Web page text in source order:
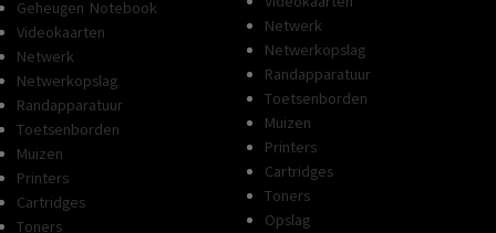
Geheugen Notebook
Videokaarten
Netwerk
Netwerkopslag
Randapparatuur
Toetsenborden
Muizen
Printers
Cartridges
Toners
Netwerk
Netwerkopslag
Randapparatuur
Toetsenborden
Muizen
Printers
Cartridges
Toners
Opslag